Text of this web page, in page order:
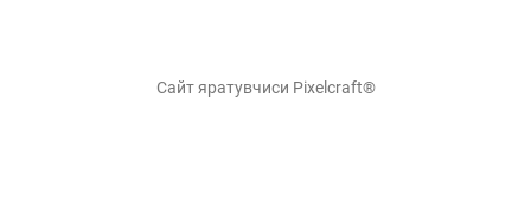
Сайт яратувчиси Pixelcraft®